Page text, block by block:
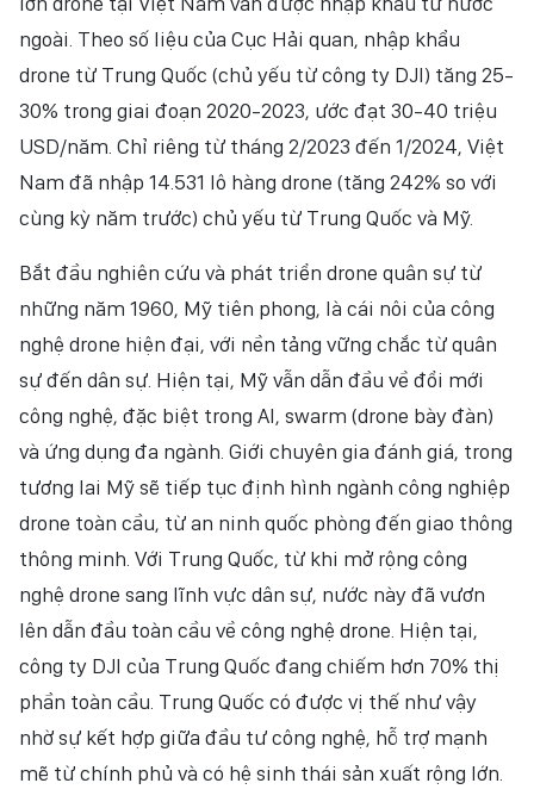
ngoài. Theo số liệu của Cục Hải quan, nhập khẩu
drone từ Trung Quốc (chủ yếu từ công ty DJI) tăng 25-
30% trong giai đoạn 2020-2023, ước đạt 30-40 triệu
USD/năm. Chỉ riêng từ tháng 2/2023 đến 1/2024, Việt
Nam đã nhập 14.531 lô hàng drone (tăng 242% so với
cùng kỳ năm trước) chủ yếu từ Trung Quốc và Mỹ.
Bắt đầu nghiên cứu và phát triển drone quân sự từ
những năm 1960, Mỹ tiên phong, là cái nôi của công
nghệ drone hiện đại, với nền tảng vững chắc từ quân
sự đến dân sự. Hiện tại, Mỹ vẫn dẫn đầu về đổi mới
công nghệ, đặc biệt trong AI, swarm (drone bày đàn)
và ứng dụng đa ngành. Giới chuyên gia đánh giá, trong
tương lai Mỹ sẽ tiếp tục định hình ngành công nghiệp
drone toàn cầu, từ an ninh quốc phòng đến giao thông
thông minh. Với Trung Quốc, từ khi mở rộng công
nghệ drone sang lĩnh vực dân sự, nước này đã vươn
lên dẫn đầu toàn cầu về công nghệ drone. Hiện tại,
công ty DJI của Trung Quốc đang chiếm hơn 70% thị
phần toàn cầu. Trung Quốc có được vị thế như vậy
nhờ sự kết hợp giữa đầu tư công nghệ, hỗ trợ mạnh
mẽ từ chính phủ và có hệ sinh thái sản xuất rộng lớn.